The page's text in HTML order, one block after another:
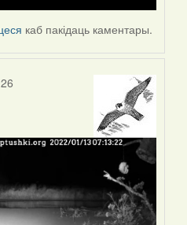
каб пакідаць каментары.